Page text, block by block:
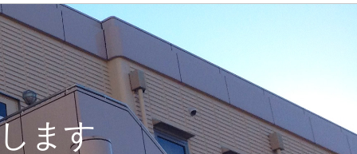
ます